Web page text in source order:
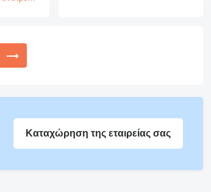
Καταχώρηση της εταιρείας σας